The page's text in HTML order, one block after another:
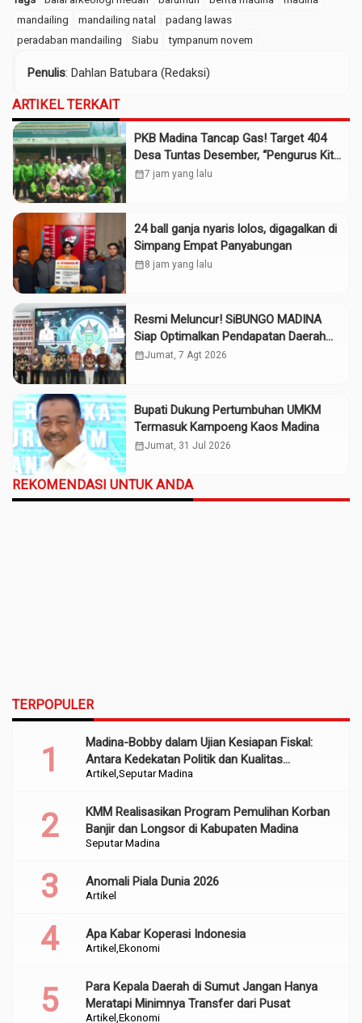
mandailing
mandailing natal
padang lawas
peradaban mandailing
Siabu tympanum novem
Penulis: Dahlan Batubara (Redaksi)
ARTIKEL TERKAIT
PKB Madina Tancap Gas! Target 404
Desa Tuntas Desember, “Pengurus Kita
Adalah Tokoh”
calendar_month7 jam yang lalu
24 ball ganja nyaris lolos, digagalkan di
Simpang Empat Panyabungan
calendar_month8 jam yang lalu
Resmi Meluncur! SiBUNGO MADINA
Siap Optimalkan Pendapatan Daerah
Madina
calendar_monthJumat, 7 Agt 2026
Bupati Dukung Pertumbuhan UMKM
Termasuk Kampoeng Kaos Madina
calendar_monthJumat, 31 Jul 2026
REKOMENDASI UNTUK ANDA
TERPOPULER
Artikel Seputar Madina
Madina-Bobby dalam Ujian Kesiapan Fiskal:
Antara Kedekatan Politik dan Kualitas
Perencanaan
Seputar Madina
KMM Realisasikan Program Pemulihan Korban
Banjir dan Longsor di Kabupaten Madina
Artikel
Anomali Piala Dunia 2026
Artikel Ekonomi
Apa Kabar Koperasi Indonesia
Artikel Ekonomi
Para Kepala Daerah di Sumut Jangan Hanya
Meratapi Minimnya Transfer dari Pusat